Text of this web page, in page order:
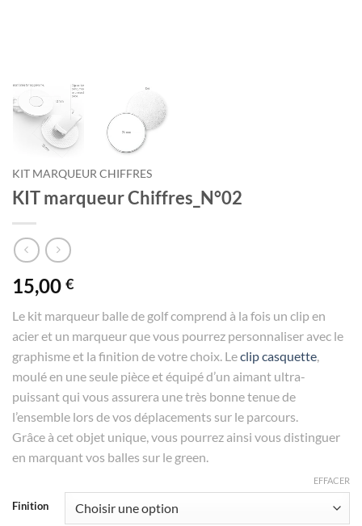
KIT MARQUEUR CHIFFRES
KIT marqueur Chiffres_N°02
15,00 €
Le kit marqueur balle de golf comprend à la fois un clip en
acier et un marqueur que vous pourrez personnaliser avec le
graphisme et la finition de votre choix. Leclip casquette
moulé en une seule pièce et équipé d’un aimant ultra-
puissant qui vous assurera une très bonne tenue de
l’ensemble lors de vos déplacements sur le parcours.
Grâce à cet objet unique, vous pourrez ainsi vous distinguer
en marquant vos balles sur le green.
Finition
EFFACER